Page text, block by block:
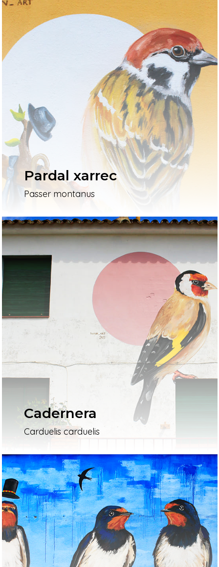
Pardal xarrec
Passer montanus
Cadernera
Carduelis carduelis
Inici
Mapa
Murals
El Projecte